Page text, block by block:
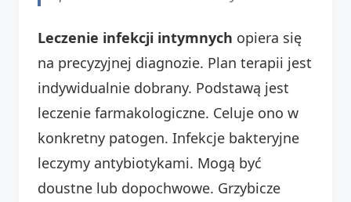
Leczenie infekcji intymnych opiera się
na precyzyjnej diagnozie. Plan terapii jest
indywidualnie dobrany. Podstawą jest
leczenie farmakologiczne. Celuje ono w
konkretny patogen. Infekcje bakteryjne
leczymy antybiotykami. Mogą być
doustne lub dopochwowe. Grzybicze